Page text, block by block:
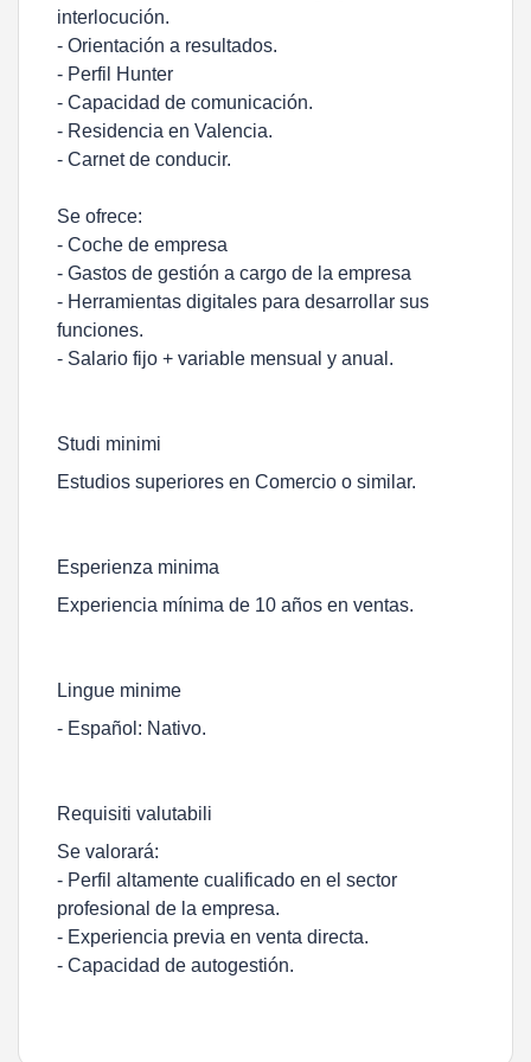
interlocución.
- Orientación a resultados.
- Perfil Hunter
- Capacidad de comunicación.
- Residencia en Valencia.
- Carnet de conducir.
Se ofrece:
- Coche de empresa
- Gastos de gestión a cargo de la empresa
- Herramientas digitales para desarrollar sus
funciones.
- Salario fijo + variable mensual y anual.
Studi minimi
Estudios superiores en Comercio o similar.
Esperienza minima
Experiencia mínima de 10 años en ventas.
Lingue minime
- Español: Nativo.
Requisiti valutabili
Se valorará:
- Perfil altamente cualificado en el sector
profesional de la empresa.
- Experiencia previa en venta directa.
- Capacidad de autogestión.